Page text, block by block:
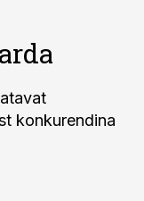
konkurendina